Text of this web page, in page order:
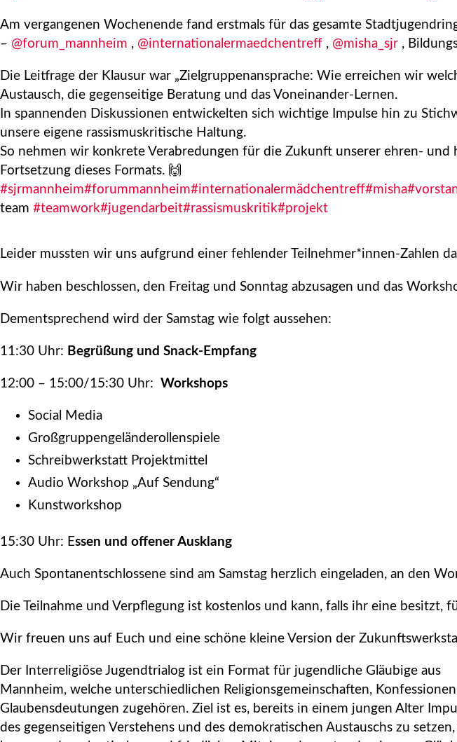
Am vergangenen Wochenende fand erstmals für das gesamte
– @forum_mannheim , @internationalermaedchentreff , @misha_sjr ,
Die Leitfrage der Klausur war „Zielgruppenansprache: Wie erreichen wir
Austausch, die gegenseitige Beratung und das Voneinander-Lernen.
In spannenden Diskussionen entwickelten sich wichtige Impulse hin zu
unsere eigene rassismuskritische Haltung.
So nehmen wir konkrete Verabredungen für die Zukunft unserer ehren-
Fortsetzung dieses Formats. 🙌
#sjrmannheim#forummannheim#internationalermädchentreff#misha
team #teamwork#jugendarbeit#rassismuskritik#projekt
Leider mussten wir uns aufgrund einer fehlender Teilnehmer*innen-Zahlen
Wir haben beschlossen, den Freitag und Sonntag abzusagen und das
Dementsprechend wird der Samstag wie folgt aussehen:
11:30 Uhr: Begrüßung und Snack-Empfang
12:00 – 15:00/15:30 Uhr: Workshops
Social Media
Großgruppengeländerollenspiele
Schreibwerkstatt Projektmittel
Audio Workshop „Auf Sendung“
Kunstworkshop
15:30 Uhr: Essen und offener Ausklang
Auch Spontanentschlossene sind am Samstag herzlich eingeladen, an den
Die Teilnahme und Verpflegung ist kostenlos und kann, falls ihr eine besitzt,
Wir freuen uns auf Euch und eine schöne kleine Version der
Der Interreligiöse Jugendtrialog ist ein Format für jugendliche Gläubige aus
Mannheim, welche unterschiedlichen Religionsgemeinschaften,
Glaubensdeutungen zugehören. Ziel ist es, bereits in einem jungen Alter
des gegenseitigen Verstehens und des demokratischen Austauschs zu